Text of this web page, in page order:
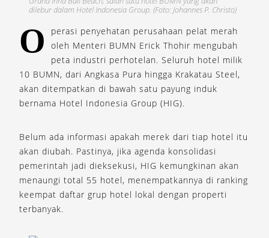
dilebur dalam Hotel Indonesia Group. (Foto: Johannes P. Christo)
O
perasi penyehatan perusahaan pelat merah
oleh Menteri BUMN Erick Thohir mengubah
peta industri perhotelan. Seluruh hotel milik
10 BUMN, dari Angkasa Pura hingga Krakatau Steel,
akan ditempatkan di bawah satu payung induk
bernama Hotel Indonesia Group (HIG).
Belum ada informasi apakah merek dari tiap hotel itu
akan diubah. Pastinya, jika agenda konsolidasi
pemerintah jadi dieksekusi, HIG kemungkinan akan
menaungi total 55 hotel, menempatkannya di ranking
keempat daftar grup hotel lokal dengan properti
terbanyak.